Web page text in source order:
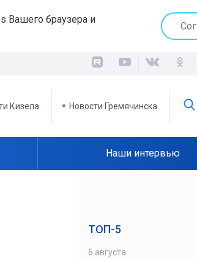
Вашего браузера и
Кизела Новости Гремячинска
Наши интервью
ТОП-5
6 августа